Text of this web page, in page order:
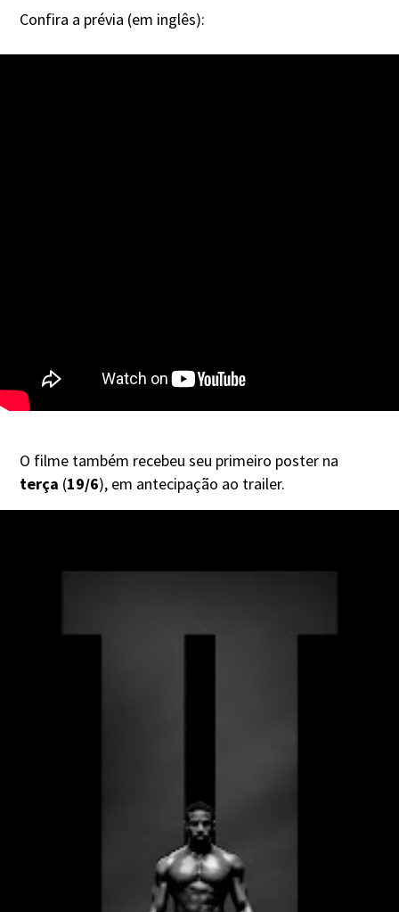
Confira a prévia (em inglês):
O filme também recebeu seu primeiro poster na
terça (19/6), em antecipação ao trailer.